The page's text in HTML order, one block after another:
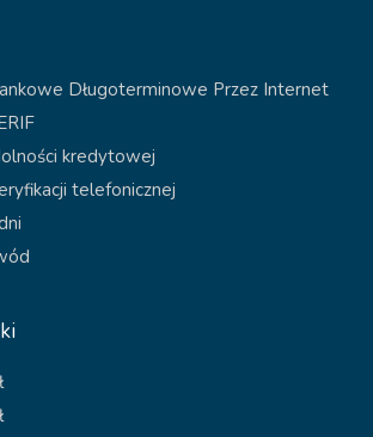
Długoterminowe Przez Internet
kredytowej
telefonicznej